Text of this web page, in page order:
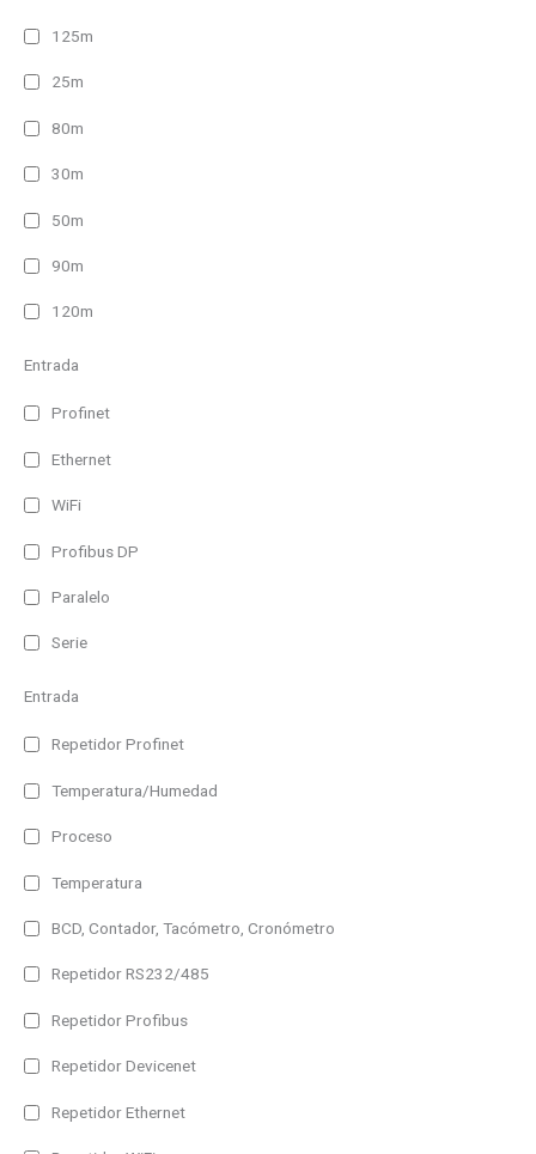
125m
25m
80m
30m
50m
90m
120m
Entrada
Profinet
Ethernet
WiFi
Profibus DP
Paralelo
Serie
Entrada
Repetidor Profinet
Temperatura/Humedad
Proceso
Temperatura
BCD, Contador, Tacómetro, Cronómetro
Repetidor RS232/485
Repetidor Profibus
Repetidor Devicenet
Repetidor Ethernet